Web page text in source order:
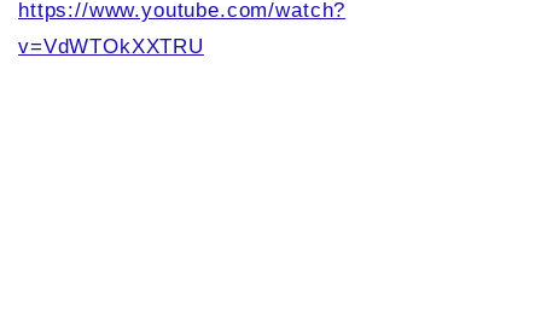
https://www.youtube.com/watch?
v=VdWTOkXXTRU